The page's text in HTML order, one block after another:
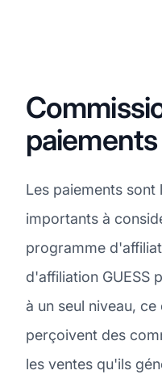
paiements
Les paiements
importants à
programme
d'affiliation GUESS
à un seul niveau,
perçoivent des
les ventes qu'ils